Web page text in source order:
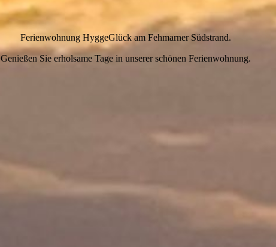
Ferienwohnung HyggeGlück am Fehmarner Südstrand.
Genießen Sie erholsame Tage in unserer schönen Ferienwohnung.